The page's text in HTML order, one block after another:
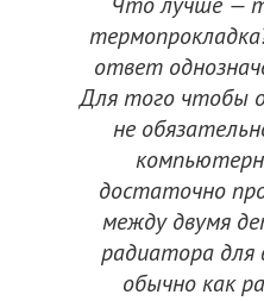
ответ
Для того чтобы
не
достаточно
между двумя
радиатора
обычно как